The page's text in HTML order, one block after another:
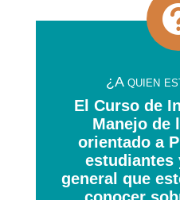
¿A quien
El Curso de
Manejo de
orientado a
estudiantes
general que